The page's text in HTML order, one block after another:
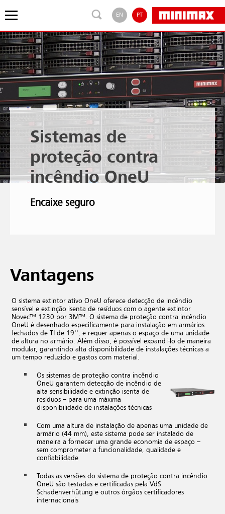
EN PT
Sistemas de
proteção contra
incêndio OneU
Encaixe seguro
Vantagens
O sistema extintor ativo OneU oferece detecção de incêndio
sensível e extinção isenta de resíduos com o agente extintor
Novec™ 1230 por 3M™. O sistema de proteção contra incêndio
OneU é desenhado especificamente para instalação em armários
fechados de TI de 19'', e requer apenas o espaço de uma unidade
de altura no armário. Além disso, é possível expandi-lo de maneira
modular, garantindo alta disponibilidade de instalações técnicas a
um tempo reduzido e gastos com material.
Os sistemas de proteção contra incêndio
OneU garantem detecção de incêndio de
alta sensibilidade e extinção isenta de
resíduos – para uma máxima
disponibilidade de instalações técnicas
Com uma altura de instalação de apenas uma unidade de
armário (44 mm), este sistema pode ser instalado de
maneira a fornecer uma grande economia de espaço –
sem comprometer a funcionalidade, qualidade e
confiabilidade
Todas as versões do sistema de proteção contra incêndio
OneU são testadas e certificadas pela VdS
Schadenverhütung e outros órgãos certificadores
internacionais